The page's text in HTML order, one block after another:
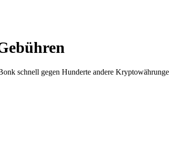
schnell gegen Hunderte andere